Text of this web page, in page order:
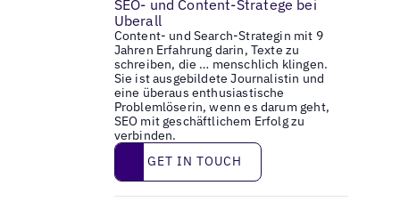
SEO- und Content-Stratege bei
Uberall
Content- und Search-Strategin mit 9
Jahren Erfahrung darin, Texte zu
schreiben, die … menschlich klingen.
Sie ist ausgebildete Journalistin und
eine überaus enthusiastische
Problemlöserin, wenn es darum geht,
SEO mit geschäftlichem Erfolg zu
verbinden.
Get in touch
GET IN TOUCH